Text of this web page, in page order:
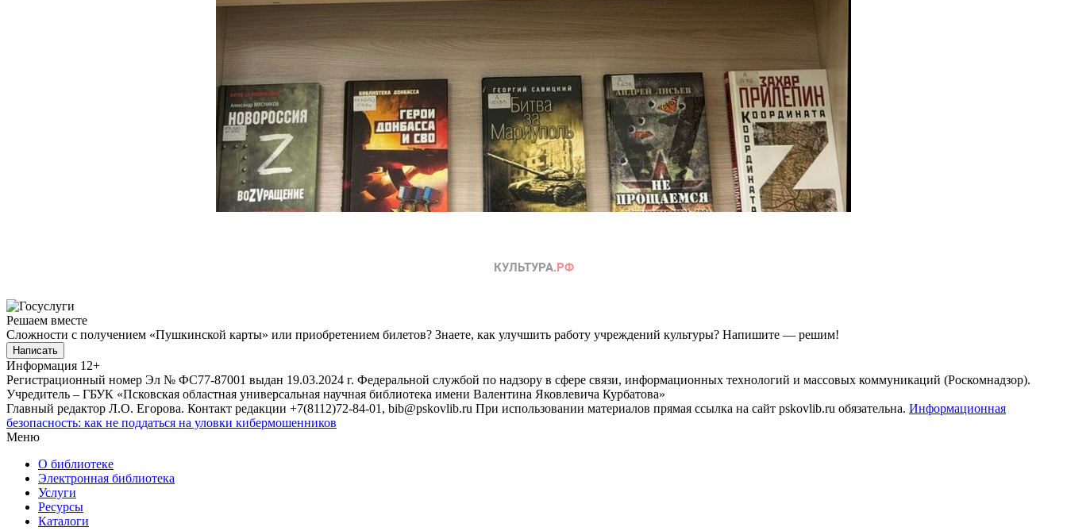
Решаем вместе
Сложности с получением «Пушкинской карты» или приобретением билетов? Знаете, как улучшить работу учреждений культуры? Напишите — решим!
Написать
Информация 12+
Регистрационный номер Эл № ФС77-87001 выдан 19.03.2024 г. Федеральной службой по надзору в сфере связи, информационных технологий и массовых коммуникаций (Роскомнадзор).
Учредитель – ГБУК «Псковская областная универсальная научная библиотека имени Валентина Яковлевича Курбатова»
Главный редактор Л.О. Егорова. Контакт редакции +7(8112)72-84-01, bib@pskovlib.ru При использовании материалов прямая ссылка на сайт pskovlib.ru обязательна. Информационная
безопасность: как не поддаться на уловки кибермошенников
Меню
О библиотеке
Электронная библиотека
Услуги
Ресурсы
Каталоги